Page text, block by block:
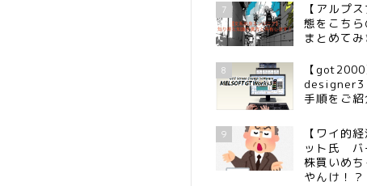
7
【アルプ
態をこち
まとめて
8
【
手順をご
9
【ワイ的
ット氏 バ
株買いめ
やんけ！？